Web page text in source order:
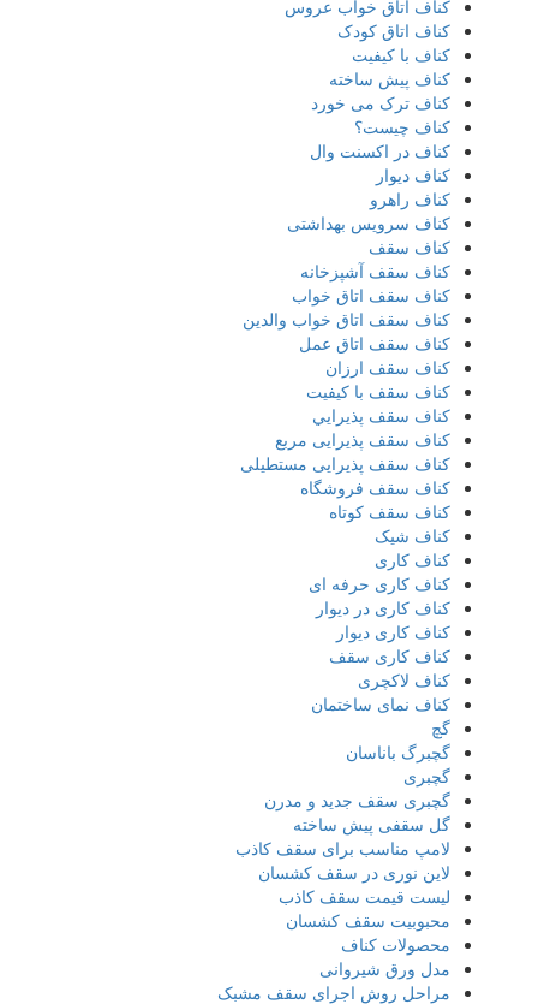
کناف اتاق خواب عروس
کناف اتاق کودک
کناف با کیفیت
کناف پیش ساخته
کناف ترک می خورد
کناف چیست؟
کناف در اکسنت وال
کناف دیوار
کناف راهرو
کناف سرویس بهداشتی
کناف سقف
کناف سقف آشپزخانه
کناف سقف اتاق خواب
کناف سقف اتاق خواب والدین
کناف سقف اتاق عمل
کناف سقف ارزان
کناف سقف با کیفیت
کناف سقف پذيرايي
کناف سقف پذیرایی مربع
کناف سقف پذیرایی مستطیلی
کناف سقف فروشگاه
کناف سقف کوتاه
کناف شیک
کناف کاری
کناف کاری حرفه ای
کناف کاری در دیوار
کناف کاری دیوار
کناف کاری سقف
کناف لاکچری
کناف نمای ساختمان
گچ
گچبرگ باناسان
گچبری
گچبری سقف جدید و مدرن
گل سقفی پیش ساخته
لامپ مناسب برای سقف کاذب
لاین نوری در سقف کشسان
لیست قیمت سقف کاذب
محبوبیت سقف کشسان
محصولات کناف
مدل ورق شیروانی
مراحل روش اجرای سقف مشبک